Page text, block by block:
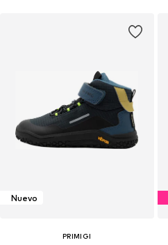
Nuevo
PRIMIGI